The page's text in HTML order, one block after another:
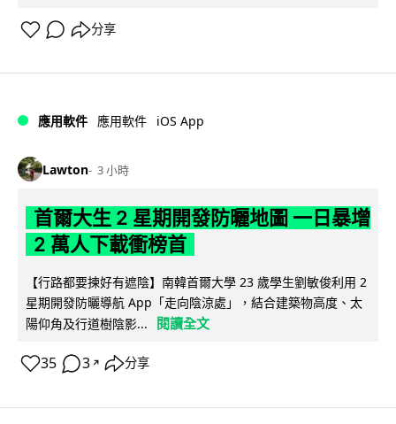
分享
應用軟件 應用軟件 iOS App
Lawton 3 小時
首爾大生 2 星期開發防曬地圖 一日暴增
2 萬人下載衝榜首
【行路都要揀好有遮陰】南韓首爾大學 23 歲學生劉敏俊利用 2
星期開發防曬導航 App「走向陰涼處」，結合建築物高度、太
陽仰角及行道樹陰影...
閱讀全文
35 3 ↗ 分享